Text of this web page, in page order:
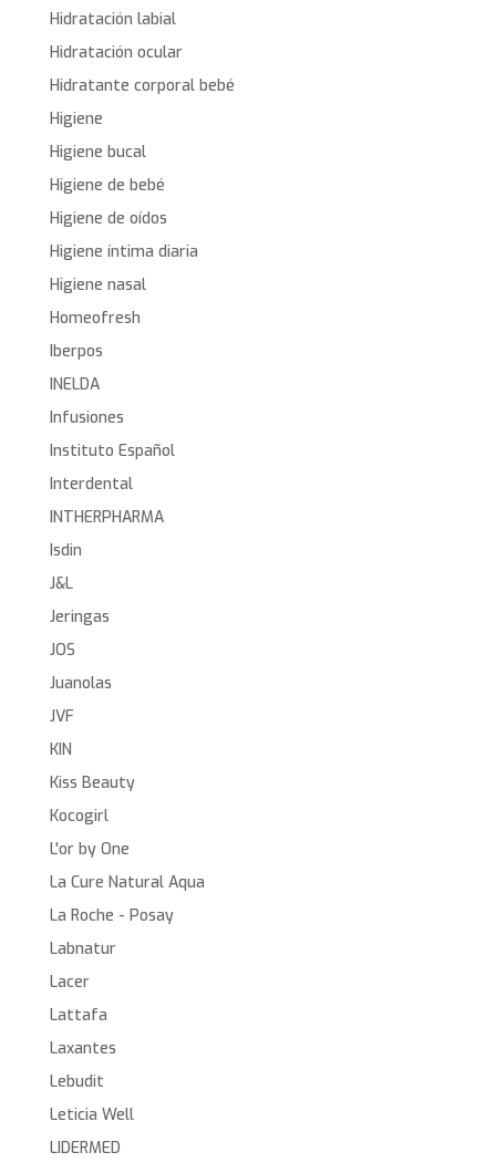
Hidratación labial
Hidratación ocular
Hidratante corporal bebé
Higiene
Higiene bucal
Higiene de bebé
Higiene de oídos
Higiene íntima diaria
Higiene nasal
Homeofresh
Iberpos
INELDA
Infusiones
Instituto Español
Interdental
INTHERPHARMA
Isdin
J&L
Jeringas
JOS
Juanolas
JVF
KIN
Kiss Beauty
Kocogirl
L'or by One
La Cure Natural Aqua
La Roche - Posay
Labnatur
Lacer
Lattafa
Laxantes
Lebudit
Leticia Well
LIDERMED